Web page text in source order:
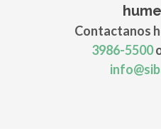
Contactanos
3986-5500